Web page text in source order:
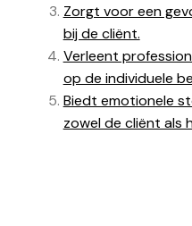
Zorgt voor een
bij de cliënt.
Verleent
op de individuele
Biedt emotionele
zowel de cliënt als